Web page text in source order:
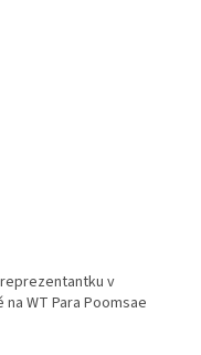
reprezentantku v
WT Para Poomsae